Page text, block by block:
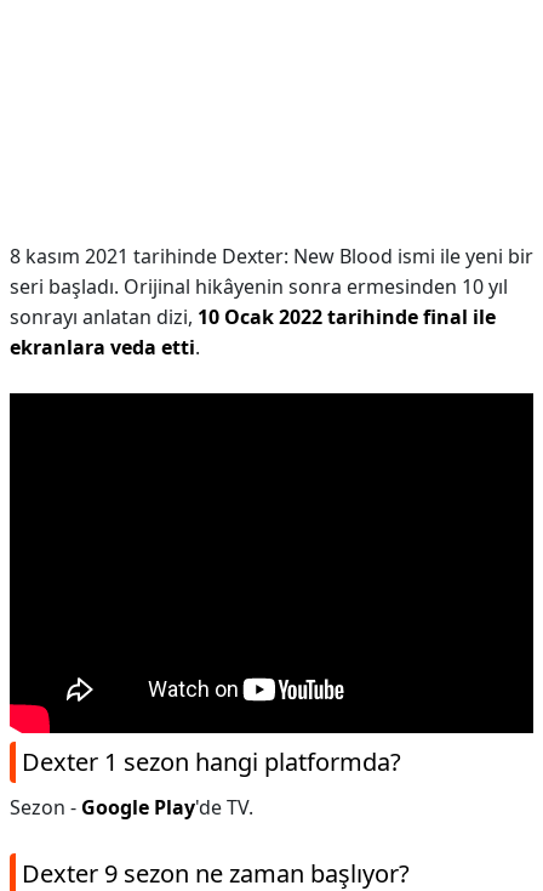
8 kasım 2021 tarihinde Dexter: New Blood ismi ile yeni bir
seri başladı. Orijinal hikâyenin sonra ermesinden 10 yıl
sonrayı anlatan dizi, 10 Ocak 2022 tarihinde final ile
ekranlara veda etti.
Dexter 1 sezon hangi platformda?
Sezon - Google Play'de TV.
Dexter 9 sezon ne zaman başlıyor?